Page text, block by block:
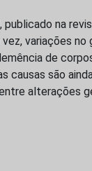
publicado na
variações
de
causas são
alterações